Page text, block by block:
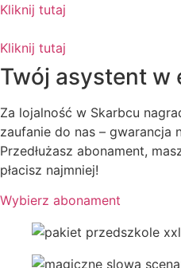
Kliknij tutaj
Kliknij tutaj
Twój asystent w
Za lojalność w Skarbcu
zaufanie do nas – gwarancja
Przedłużasz abonament,
płacisz najmniej!
Wybierz abonament